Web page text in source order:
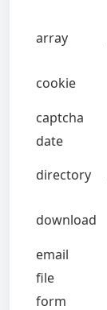
array
cookie
captcha
date
directory
download
email
file
form